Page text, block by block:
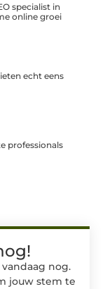
specialist in
online groei
echt eens
professionals
nog.
jouw stem te